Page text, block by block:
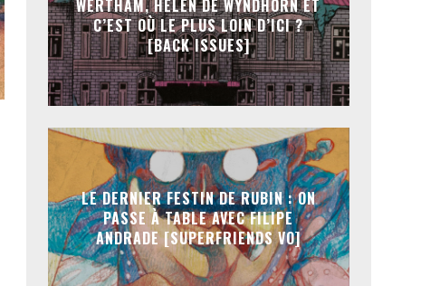
WERTHAM, HELEN DE WYNDHORN ET
C’EST OÙ LE PLUS LOIN D’ICI ?
[BACK ISSUES]
LE DERNIER FESTIN DE RUBIN : ON
PASSE À TABLE AVEC FILIPE
ANDRADE [SUPERFRIENDS VO]